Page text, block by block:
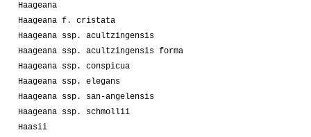
Haageana
Haageana f. cristata
Haageana ssp. acultzingensis
Haageana ssp. acultzingensis forma
Haageana ssp. conspicua
Haageana ssp. elegans
Haageana ssp. san-angelensis
Haageana ssp. schmollii
Haasii